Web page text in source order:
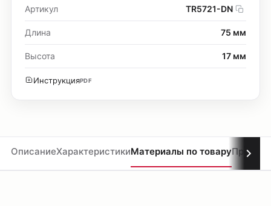
Артикул
TR5721-DN
Длина 75 мм
Высота 17 мм
ИнструкцияPDF
ОписаниеХарактеристикиМатериалы по товару